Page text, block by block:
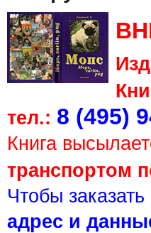
тел.: 8 (495)
Книга
транспортом
Чтобы
адрес и